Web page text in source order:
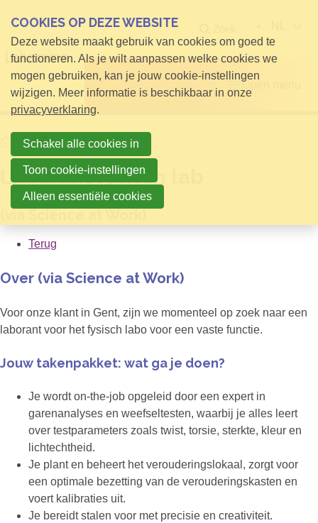
Open menu
HomeLaborant fysisch lab
Laborant fysisch lab
Terug
Over (via Science at Work)
Voor onze klant in Gent, zijn we momenteel op zoek naar een
laborant voor het fysisch labo voor een vaste functie.
Jouw takenpakket: wat ga je doen?
Je wordt on-the-job opgeleid door een expert in
garenanalyses en weefseltesten, waarbij je alles leert
over testparameters zoals twist, torsie, sterkte, kleur en
lichtechtheid.
Je plant en beheert het verouderingslokaal, zorgt voor
een optimale bezetting van de verouderingskasten en
voert kalibraties uit.
Je bereidt stalen voor met precisie en creativiteit.
COOKIES OP DEZE WEBSITE
Deze website maakt gebruik van cookies om goed te
functioneren. Als je wilt aanpassen welke cookies we
mogen gebruiken, kan je jouw cookie-instellingen
wijzigen. Meer informatie is beschikbaar in onze
privacyverklaring.
Schakel alle cookies in
Toon cookie-instellingen
Alleen essentiële cookies